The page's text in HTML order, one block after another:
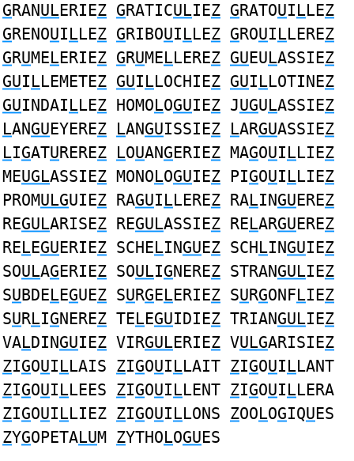
GRANULERIEZ GRATICULIEZ GRATOUILLEZ
GRENOUILLEZ GRIBOUILLEZ GROUILLEREZ
GRUMELERIEZ GRUMELLEREZ GUEULASSIEZ
GUILLEMETEZ GUILLOCHIEZ GUILLOTINEZ
GUINDAILLEZ HOMOLOGUIEZ JUGULASSIEZ
LANGUEYEREZ LANGUISSIEZ LARGUASSIEZ
LIGATUREREZ LOUANGERIEZ MAGOUILLIEZ
MEUGLASSIEZ MONOLOGUIEZ PIGOUILLIEZ
PROMULGUIEZ RAGUILLEREZ RALINGUEREZ
REGULARISEZ REGULASSIEZ RELARGUEREZ
RELEGUERIEZ SCHELINGUEZ SCHLINGUIEZ
SOULAGERIEZ SOULIGNEREZ STRANGULIEZ
SUBDELEGUEZ SURGELERIEZ SURGONFLIEZ
SURLIGNEREZ TELEGUIDIEZ TRIANGULIEZ
VALDINGUIEZ VIRGULERIEZ VULGARISIEZ
ZIGOUILLAIS ZIGOUILLAIT ZIGOUILLANT
ZIGOUILLEES ZIGOUILLENT ZIGOUILLERA
ZIGOUILLIEZ ZIGOUILLONS ZOOLOGIQUES
ZYGOPETALUM ZYTHOLOGUES